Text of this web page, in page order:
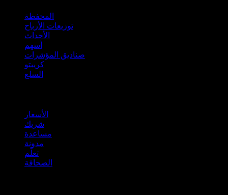
المحفظة
توزيعات الأرباح
الأحداث
أسهم
صناديق المؤشرات
كريبتو
السلع
الأسعار
شريك
مساعدة
مدونة
تعلّم
الصحافة